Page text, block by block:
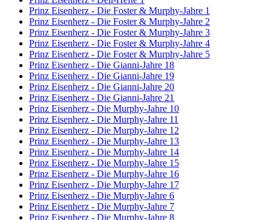
Prinz Eisenherz - Die Foster & Murphy-Jahre 1
Prinz Eisenherz - Die Foster & Murphy-Jahre 2
Prinz Eisenherz - Die Foster & Murphy-Jahre 3
Prinz Eisenherz - Die Foster & Murphy-Jahre 4
Prinz Eisenherz - Die Foster & Murphy-Jahre 5
Prinz Eisenherz - Die Gianni-Jahre 18
Prinz Eisenherz - Die Gianni-Jahre 19
Prinz Eisenherz - Die Gianni-Jahre 20
Prinz Eisenherz - Die Gianni-Jahre 21
Prinz Eisenherz - Die Murphy-Jahre 10
Prinz Eisenherz - Die Murphy-Jahre 11
Prinz Eisenherz - Die Murphy-Jahre 12
Prinz Eisenherz - Die Murphy-Jahre 13
Prinz Eisenherz - Die Murphy-Jahre 14
Prinz Eisenherz - Die Murphy-Jahre 15
Prinz Eisenherz - Die Murphy-Jahre 16
Prinz Eisenherz - Die Murphy-Jahre 17
Prinz Eisenherz - Die Murphy-Jahre 6
Prinz Eisenherz - Die Murphy-Jahre 7
Prinz Eisenherz - Die Murphy-Jahre 8